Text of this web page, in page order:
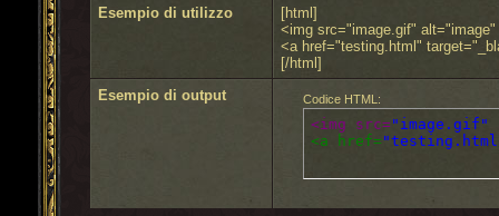
Esempio di utilizzo
[html]
<img src="image.gif"
<a href="testing.html"
[/html]
Esempio di output
Codice HTML:
<img src= "image.gif"
<a href=